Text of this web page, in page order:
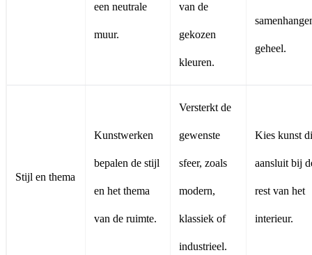
een neutrale
muur.
van de
gekozen
kleuren.
geheel.
Stijl en thema
Kunstwerken
bepalen de stijl
en het thema
van de ruimte.
Versterkt de
gewenste
sfeer, zoals
modern,
klassiek of
industrieel.
Kies kunst
aansluit bij
rest van het
interieur.